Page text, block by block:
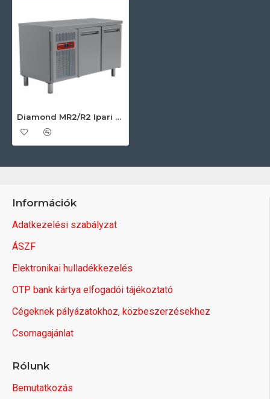
Diamond MR2/R2 Ipari hűtött munkaasztal
Információk
Adatkezelési szabályzat
ÁSZF
Elektronikai hulladékkezelés
OTP bank kártya elfogadói tájékoztató
Cégeknek pályázatokhoz, közbeszerzésekhez
Csomagajánlat
Rólunk
Bemutatkozás